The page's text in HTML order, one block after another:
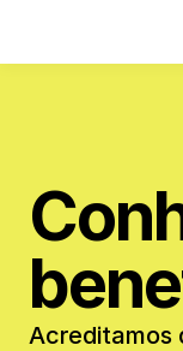
Acreditamos